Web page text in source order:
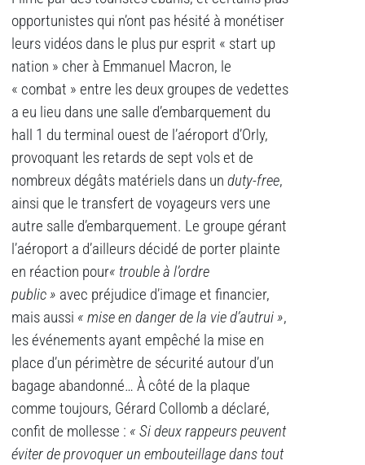
opportunistes qui n’ont pas hésité à monétiser
leurs vidéos dans le plus pur esprit « start up
nation » cher à Emmanuel Macron, le
« combat » entre les deux groupes de vedettes
a eu lieu dans une salle d’embarquement du
hall 1 du terminal ouest de l’aéroport d’Orly,
provoquant les retards de sept vols et de
nombreux dégâts matériels dans un duty-free,
ainsi que le transfert de voyageurs vers une
autre salle d’embarquement. Le groupe gérant
l’aéroport a d’ailleurs décidé de porter plainte
en réaction pour« trouble à l’ordre
public » avec préjudice d’image et financier,
mais aussi « mise en danger de la vie d’autrui »,
les événements ayant empêché la mise en
place d’un périmètre de sécurité autour d’un
bagage abandonné… À côté de la plaque
comme toujours, Gérard Collomb a déclaré,
confit de mollesse : « Si deux rappeurs peuvent
éviter de provoquer un embouteillage dans tout